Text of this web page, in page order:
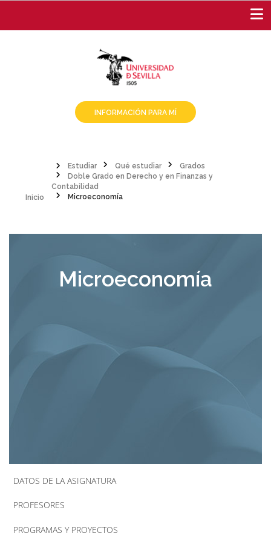
contenido
INFORMACIÓN PARA MÍ
Sobrescribir
enlaces
Estudiar Qué estudiar
Grados
Doble Grado en Derecho y en Finanzas y
Contabilidad
Microeconomía
Microeconomía
DATOS DE LA ASIGNATURA
PROFESORES
PROGRAMAS Y PROYECTOS